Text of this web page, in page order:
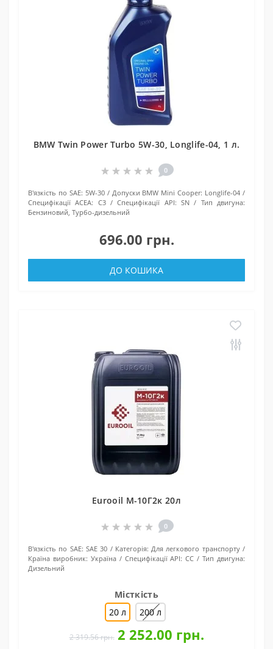
BMW Twin Power Turbo 5W-30, Longlife-04, 1 л.
0
В'язкість по SAE: 5W-30 Допуски BMW Mini Cooper: Longlife-04
Специфікації ACEA: C3 Специфікації API: SN
Тип двигуна:
Бензиновий, Турбо-дизельний
696.00 грн.
ДО КОШИКА
Eurooil М-10Г2к 20л
0
В'язкість по SAE: SAE 30 Категорія: Для легкового транспорту
Країна виробник: Україна Специфікації API: CC
Тип двигуна:
Дизельний
Місткість
20 л
200 л
2 319.56 грн. 2 252.00 грн.